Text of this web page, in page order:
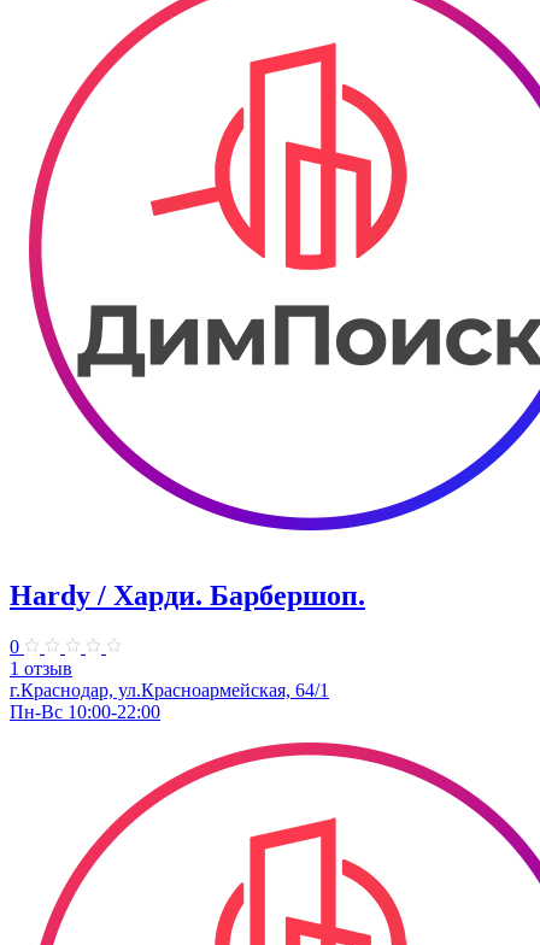
Hardy / Харди. ​Барбершоп.
0
1 отзыв
г.Краснодар, ул.Красноармейская, 64/1
Пн-Вс 10:00-22:00